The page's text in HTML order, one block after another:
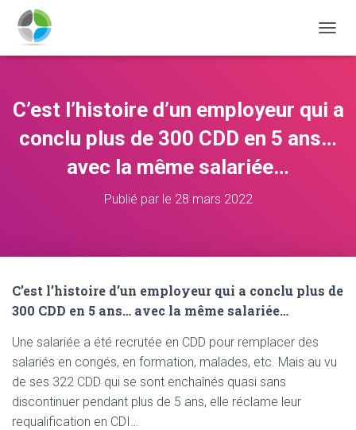
É
I
E
L
O
C’est l’histoire d’un employeur qui a
conclu plus de 300 CDD en 5 ans…
avec la même salariée…
Publié par le 28 mars 2022
C’est l’histoire d’un employeur qui a conclu plus de
300 CDD en 5 ans… avec la même salariée…
Une salariée a été recrutée en CDD pour remplacer des
salariés en congés, en formation, malades, etc. Mais au vu
de ses 322 CDD qui se sont enchaînés quasi sans
discontinuer pendant plus de 5 ans, elle réclame leur
requalification en CDI…